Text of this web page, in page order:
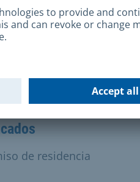
en pedagogía sin
de residencia